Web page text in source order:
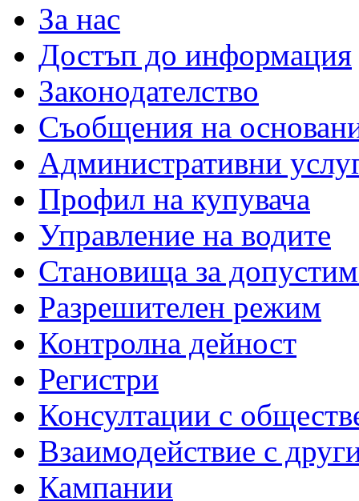
За нас
Достъп до информация
Законодателство
Съобщения на
Административни
Профил на купувача
Управление на водите
Становища за
Разрешителен режим
Контролна дейност
Регистри
Консултации с
Взаимодействие с
Кампании